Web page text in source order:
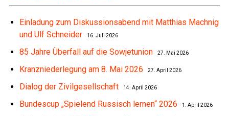
Einladung zum Diskussionsabend mit Matthias Machnig
und Ulf Schneider
16. Juli 2026
85 Jahre Überfall auf die Sowjetunion 27. Mai 2026
Kranzniederlegung am 8. Mai 2026 27. April 2026
Dialog der Zivilgesellschaft 14. April 2026
Bundescup „Spielend Russisch lernen“ 2026 1. April 2026